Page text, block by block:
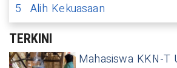
5 Alih Kekuasaan
TERKINI
Mahasiswa KKN-T